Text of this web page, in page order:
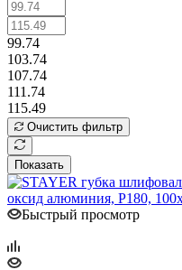
99.74
103.74
107.74
111.74
115.49
Очистить фильтр
Показать
Быстрый просмотр